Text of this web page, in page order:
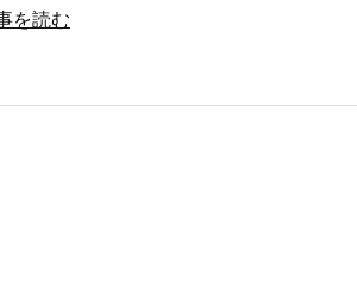
を読む